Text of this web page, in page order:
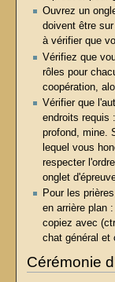
Ouvrez un
doivent être
à vérifier que
Vérifiez que
rôles pour
coopération,
Vérifier que
endroits requis
profond, mine.
lequel vous
respecter
onglet
Pour les
en arrière plan
copiez avec
chat général et
Cérémonie